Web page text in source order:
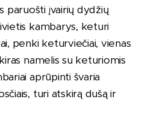
paruošti įvairių dydžių
kambarys, keturi
penki keturviečiai, vienas
namelis su keturiomis
aprūpinti švaria
turi atskirą dušą ir